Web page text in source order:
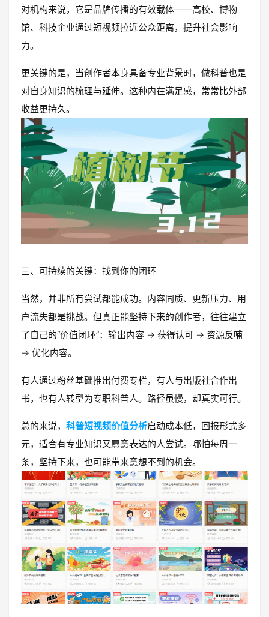
对机构来说，它是品牌传播的有效载体——高校、博物
馆、科技企业通过短视频拉近公众距离，提升社会影响
力。
更关键的是，当创作者本身具备专业背景时，做科普也是
对自身知识的梳理与延伸。这种内在满足感，常常比外部
收益更持久。
三、可持续的关键：找到你的闭环
当然，并非所有尝试都能成功。内容同质、更新压力、用
户流失都是挑战。但真正能坚持下来的创作者，往往建立
了自己的“价值闭环”：输出内容 → 获得认可 → 资源反哺
→ 优化内容。
有人通过粉丝基础推出付费专栏，有人与出版社合作出
书，也有人转型为专职科普人。路径虽慢，却真实可行。
总的来说， 科普短视频价值分析启动成本低，回报形式多
元，适合有专业知识又愿意表达的人尝试。哪怕每周一
条，坚持下来，也可能带来意想不到的机会。